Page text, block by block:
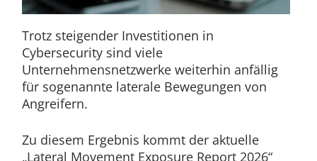
Trotz steigender Investitionen in
Cybersecurity sind viele
Unternehmensnetzwerke weiterhin anfällig
für sogenannte laterale Bewegungen von
Angreifern.
Zu diesem Ergebnis kommt der aktuelle
„Lateral Movement Exposure Report 2026“